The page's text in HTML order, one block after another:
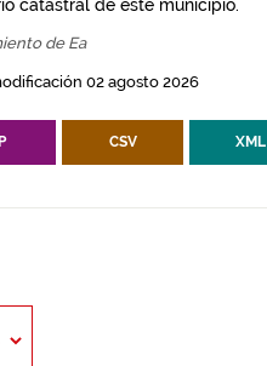
catastral de este municipio.
de Ea
02 agosto 2026
CSV XML